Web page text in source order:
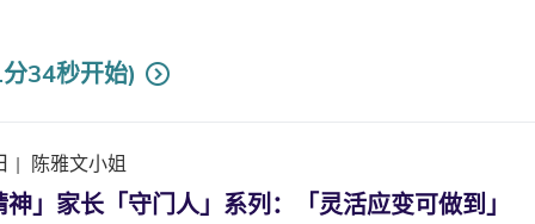
34秒开始)
| 陈雅文小姐
」家长「守门人」系列：「灵活应变可做到」